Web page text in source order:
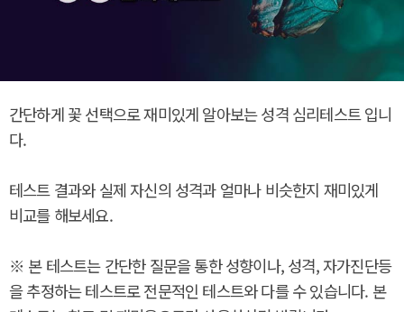
간단하게 꽃 선택으로 재미있게 알아보는 성격 심리테스트 입니
다.
테스트 결과와 실제 자신의 성격과 얼마나 비슷한지 재미있게
비교를 해보세요.
※ 본 테스트는 간단한 질문을 통한 성향이나, 성격, 자가진단등
을 추정하는 테스트로 전문적인 테스트와 다를 수 있습니다. 본